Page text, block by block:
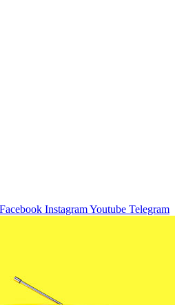
Facebook InstagramYoutube Telegram